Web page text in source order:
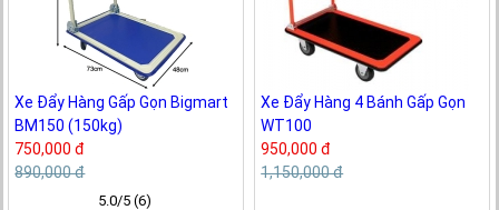
Xe Đẩy Hàng Gấp Gọn Bigmart
BM150 (150kg)
750,000 đ
890,000 đ
5.0/5 (6)
Xe Đẩy Hàng 4 Bánh Gấp Gọn
WT100
950,000 đ
1,150,000 đ